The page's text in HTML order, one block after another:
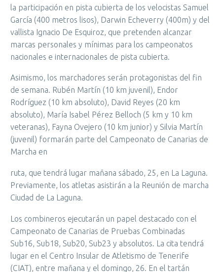
la participación en pista cubierta de los velocistas Samuel
García (400 metros lisos), Darwin Echeverry (400m) y del
vallista Ignacio De Esquiroz, que pretenden alcanzar
marcas personales y mínimas para los campeonatos
nacionales e internacionales de pista cubierta.
Asimismo, los marchadores serán protagonistas del fin
de semana. Rubén Martín (10 km juvenil), Endor
Rodríguez (10 km absoluto), David Reyes (20 km
absoluto), María Isabel Pérez Belloch (5 km y 10 km
veteranas), Fayna Ovejero (10 km junior) y Silvia Martín
(juvenil) formarán parte del Campeonato de Canarias de
Marcha en
ruta, que tendrá lugar mañana sábado, 25, en La Laguna.
Previamente, los atletas asistirán a la Reunión de marcha
Ciudad de La Laguna.
Los combineros ejecutarán un papel destacado con el
Campeonato de Canarias de Pruebas Combinadas
Sub16, Sub18, Sub20, Sub23 y absolutos. La cita tendrá
lugar en el Centro Insular de Atletismo de Tenerife
(CIAT), entre mañana y el domingo, 26. En el tartán